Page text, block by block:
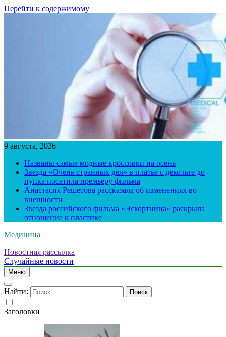
Перейти к содержимому
9 августа, 2026
Названы самые модные кроссовки на осень
Звезда «Очень странных дел» в платье с декольте до
пупка посетила премьеру фильма
Анастасия Решетова рассказала об изменениях во
внешности
Звезда российского фильма «Эскортница» раскрыла
отношение к пластике
Медицина
Новостная рассылка
Случайные новости
Меню
Найти:
Заголовки